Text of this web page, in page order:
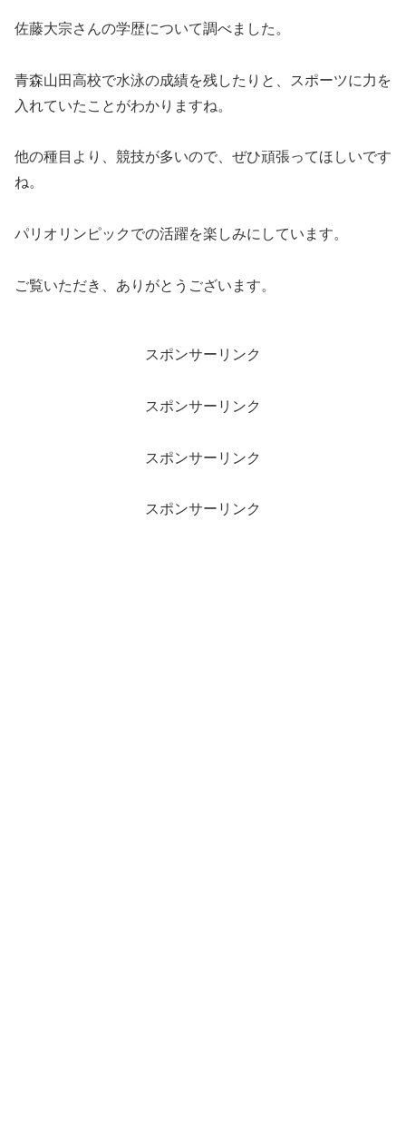
佐藤大宗さんの学歴について調べました。
青森山田高校で水泳の成績を残したりと、スポーツに力を
入れていたことがわかりますね。
他の種目より、競技が多いので、ぜひ頑張ってほしいです
ね。
パリオリンピックでの活躍を楽しみにしています。
ご覧いただき、ありがとうございます。
スポンサーリンク
スポンサーリンク
スポンサーリンク
スポンサーリンク